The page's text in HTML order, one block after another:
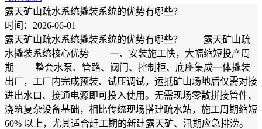
露天矿山疏水系统撬装系统的优势有哪些？
时间：2026-06-01
露天矿山疏水系统撬装系统的优势有哪些？ 露天矿山疏
水撬装系统核心优势 一、安装施工快，大幅缩短投产周
期 整套水泵、管路、阀门、控制柜、底座集成一体撬装
出厂，工厂内完成预装、试压调试，运抵矿山场地后仅需对接
进出水口、接通电源即可投入使用。无需现场零散拼接管件、
浇筑复杂设备基础，相比传统现场搭建疏水站，施工周期缩短
60% 以上，尤其适合赶工期的新建露天矿、汛期应急排涝。